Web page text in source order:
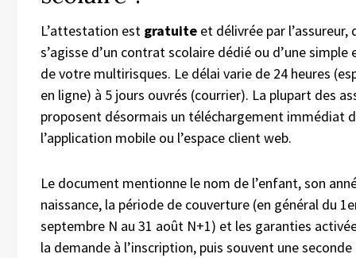
L’attestation est gratuite et délivrée par l’assureur,
s’agisse d’un contrat scolaire dédié ou d’une simple
de votre multirisques. Le délai varie de 24 heures
en ligne) à 5 jours ouvrés (courrier). La plupart des
proposent désormais un téléchargement immédiat
l’application mobile ou l’espace client web.
Le document mentionne le nom de l’enfant, son
naissance, la période de couverture (en général du
septembre N au 31 août N+1) et les garanties
la demande à l’inscription, puis souvent une